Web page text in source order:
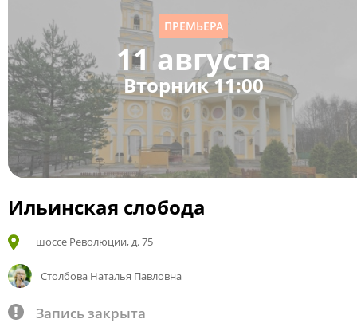
ПРЕМЬЕРА
11 августа
Вторник 11:00
Ильинская слобода
шоссе Революции, д. 75
Столбова Наталья Павловна
Запись закрыта